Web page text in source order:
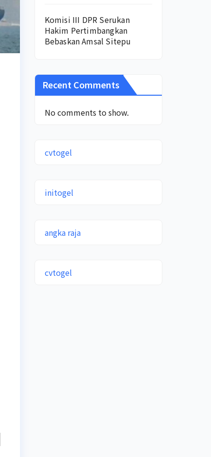
Komisi III DPR Serukan
Hakim Pertimbangkan
Bebaskan Amsal Sitepu
Recent Comments
No comments to show.
cvtogel
initogel
angka raja
cvtogel